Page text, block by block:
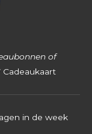
of
in de week